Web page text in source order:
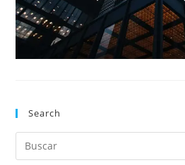
Search